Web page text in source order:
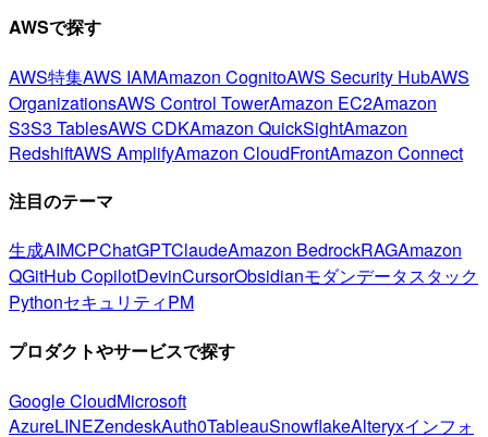
AWSで探す
AWS特集AWS IAMAmazon CognitoAWS Security HubAWS
OrganizationsAWS Control TowerAmazon EC2Amazon
S3S3 TablesAWS CDKAmazon QuickSightAmazon
RedshiftAWS AmplifyAmazon CloudFrontAmazon Connect
注目のテーマ
生成AIMCPChatGPTClaudeAmazon BedrockRAGAmazon
QGitHub CopilotDevinCursorObsidianモダンデータスタック
PythonセキュリティPM
プロダクトやサービスで探す
Google CloudMicrosoft
AzureLINEZendeskAuth0TableauSnowflakeAlteryxインフォ